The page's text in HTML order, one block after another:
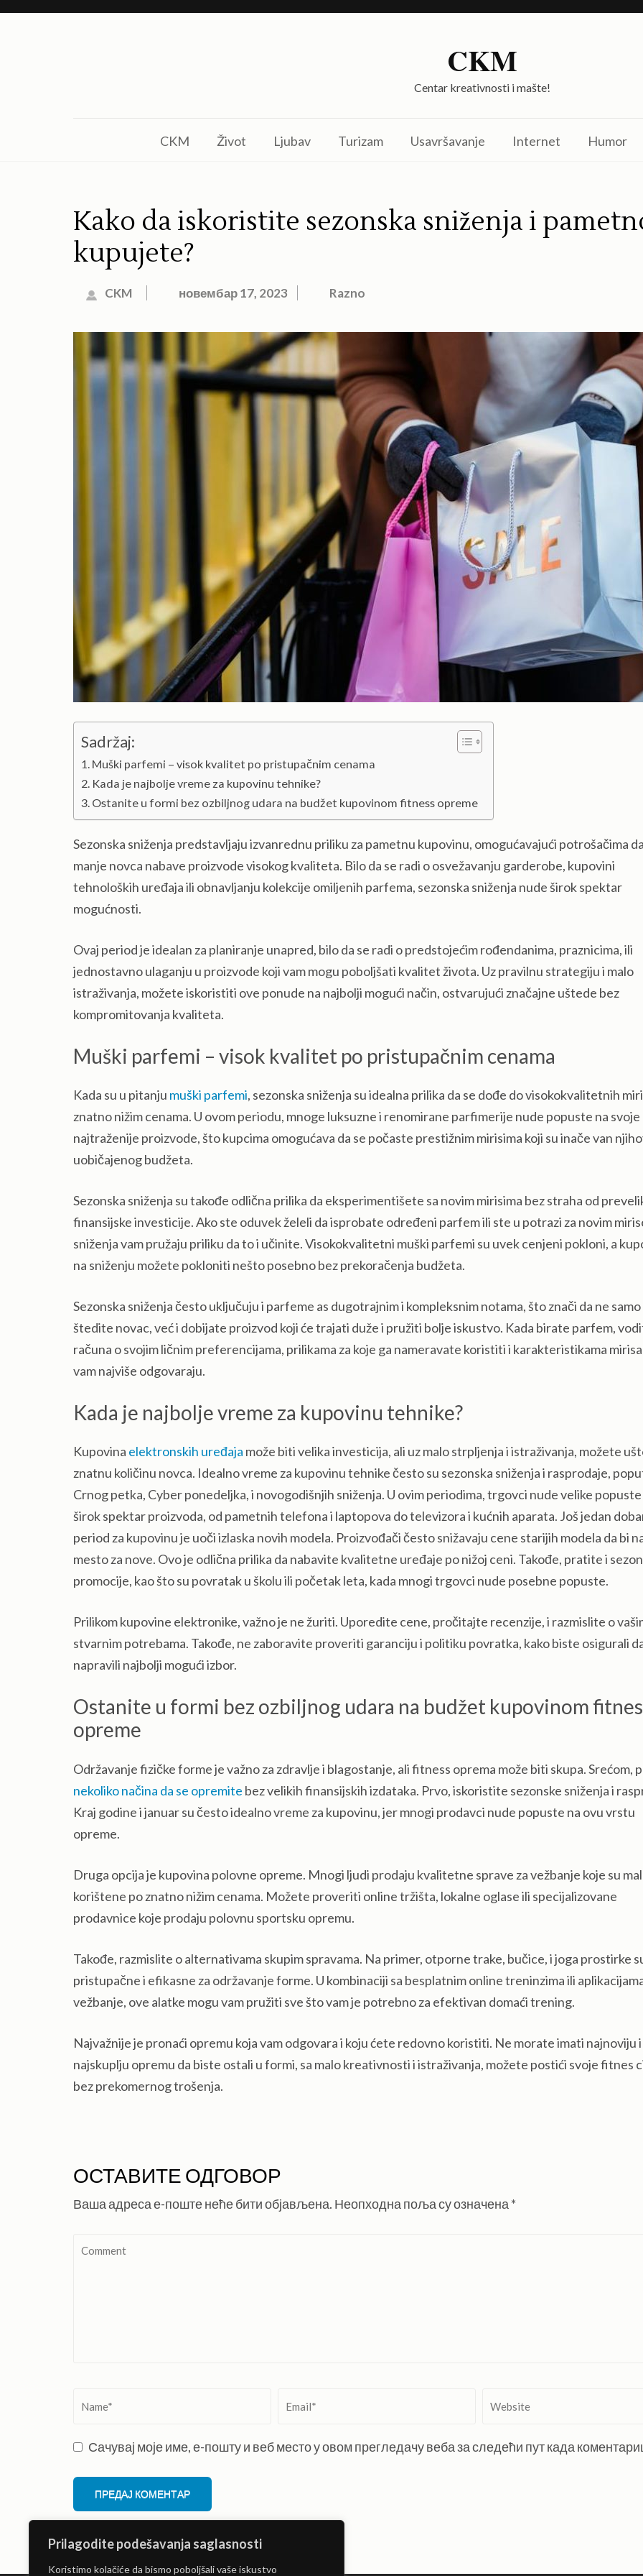
Prilagodite podešavanja saglasnosti
Koristimo kolačiće da bismo poboljšali vaše iskustvo
Skip
CKM
Centar kreativnosti i mašte!
CKM Život Ljubav Turizam Usavršavanje Internet Humor
Kako da iskoristite sezonska sniženja i
kupujete?
CKM новембар 17, 2023 Razno
Sadržaj:
Muški parfemi – visok kvalitet po pristupačnim cenama
Kada je najbolje vreme za kupovinu tehnike?
Ostanite u formi bez ozbiljnog udara na budžet kupovinom fitness opreme
Sezonska sniženja predstavljaju izvanrednu priliku za pametnu kupovinu, omogućavajući potrošačima
manje novca nabave proizvode visokog kvaliteta. Bilo da se radi o osvežavanju garderobe, kupovini
tehnoloških uređaja ili obnavljanju kolekcije omiljenih parfema, sezonska sniženja nude širok spektar
mogućnosti.
Ovaj period je idealan za planiranje unapred, bilo da se radi o predstojećim rođendanima, praznicima, ili
jednostavno ulaganju u proizvode koji vam mogu poboljšati kvalitet života. Uz pravilnu strategiju i malo
istraživanja, možete iskoristiti ove ponude na najbolji mogući način, ostvarujući značajne uštede bez
kompromitovanja kvaliteta.
Muški parfemi – visok kvalitet po pristupačnim cenama
Kada su u pitanju muški parfemi, sezonska sniženja su idealna prilika da se dođe do visokokvalitetnih
znatno nižim cenama. U ovom periodu, mnoge luksuzne i renomirane parfimerije nude popuste na svoje
najtraženije proizvode, što kupcima omogućava da se počaste prestižnim mirisima koji su inače van
uobičajenog budžeta.
Sezonska sniženja su takođe odlična prilika da eksperimentišete sa novim mirisima bez straha od
finansijske investicije. Ako ste oduvek želeli da isprobate određeni parfem ili ste u potrazi za novim
sniženja vam pružaju priliku da to i učinite. Visokokvalitetni muški parfemi su uvek cenjeni pokloni, a
na sniženju možete pokloniti nešto posebno bez prekoračenja budžeta.
Sezonska sniženja često uključuju i parfeme as dugotrajnim i kompleksnim notama, što znači da ne samo
štedite novac, već i dobijate proizvod koji će trajati duže i pružiti bolje iskustvo. Kada birate parfem,
računa o svojim ličnim preferencijama, prilikama za koje ga nameravate koristiti i karakteristikama
vam najviše odgovaraju.
Kada je najbolje vreme za kupovinu tehnike?
Kupovina elektronskih uređaja može biti velika investicija, ali uz malo strpljenja i istraživanja, možete
znatnu količinu novca. Idealno vreme za kupovinu tehnike često su sezonska sniženja i rasprodaje,
Crnog petka, Cyber ponedeljka, i novogodišnjih sniženja. U ovim periodima, trgovci nude velike popuste
širok spektar proizvoda, od pametnih telefona i laptopova do televizora i kućnih aparata. Još jedan
period za kupovinu je uoči izlaska novih modela. Proizvođači često snižavaju cene starijih modela da bi
mesto za nove. Ovo je odlična prilika da nabavite kvalitetne uređaje po nižoj ceni. Takođe, pratite i
promocije, kao što su povratak u školu ili početak leta, kada mnogi trgovci nude posebne popuste.
Prilikom kupovine elektronike, važno je ne žuriti. Uporedite cene, pročitajte recenzije, i razmislite o
stvarnim potrebama. Takođe, ne zaboravite proveriti garanciju i politiku povratka, kako biste osigurali
napravili najbolji mogući izbor.
Ostanite u formi bez ozbiljnog udara na budžet kupovinom
opreme
Održavanje fizičke forme je važno za zdravlje i blagostanje, ali fitness oprema može biti skupa. Srećom,
nekoliko načina da se opremite bez velikih finansijskih izdataka. Prvo, iskoristite sezonske sniženja i
Kraj godine i januar su često idealno vreme za kupovinu, jer mnogi prodavci nude popuste na ovu vrstu
opreme.
Druga opcija je kupovina polovne opreme. Mnogi ljudi prodaju kvalitetne sprave za vežbanje koje su
korištene po znatno nižim cenama. Možete proveriti online tržišta, lokalne oglase ili specijalizovane
prodavnice koje prodaju polovnu sportsku opremu.
Takođe, razmislite o alternativama skupim spravama. Na primer, otporne trake, bučice, i joga prostirke
pristupačne i efikasne za održavanje forme. U kombinaciji sa besplatnim online treninzima ili
vežbanje, ove alatke mogu vam pružiti sve što vam je potrebno za efektivan domaći trening.
Najvažnije je pronaći opremu koja vam odgovara i koju ćete redovno koristiti. Ne morate imati najnoviju i
najskuplju opremu da biste ostali u formi, sa malo kreativnosti i istraživanja, možete postići svoje fitnes
bez prekomernog trošenja.
ОСТАВИТЕ ОДГОВОР
Ваша адреса е-поште неће бити објављена. Неопходна поља су означена *
Comment
Сачувај моје име, е-пошту и веб место у овом прегледачу веба за следећи пут када